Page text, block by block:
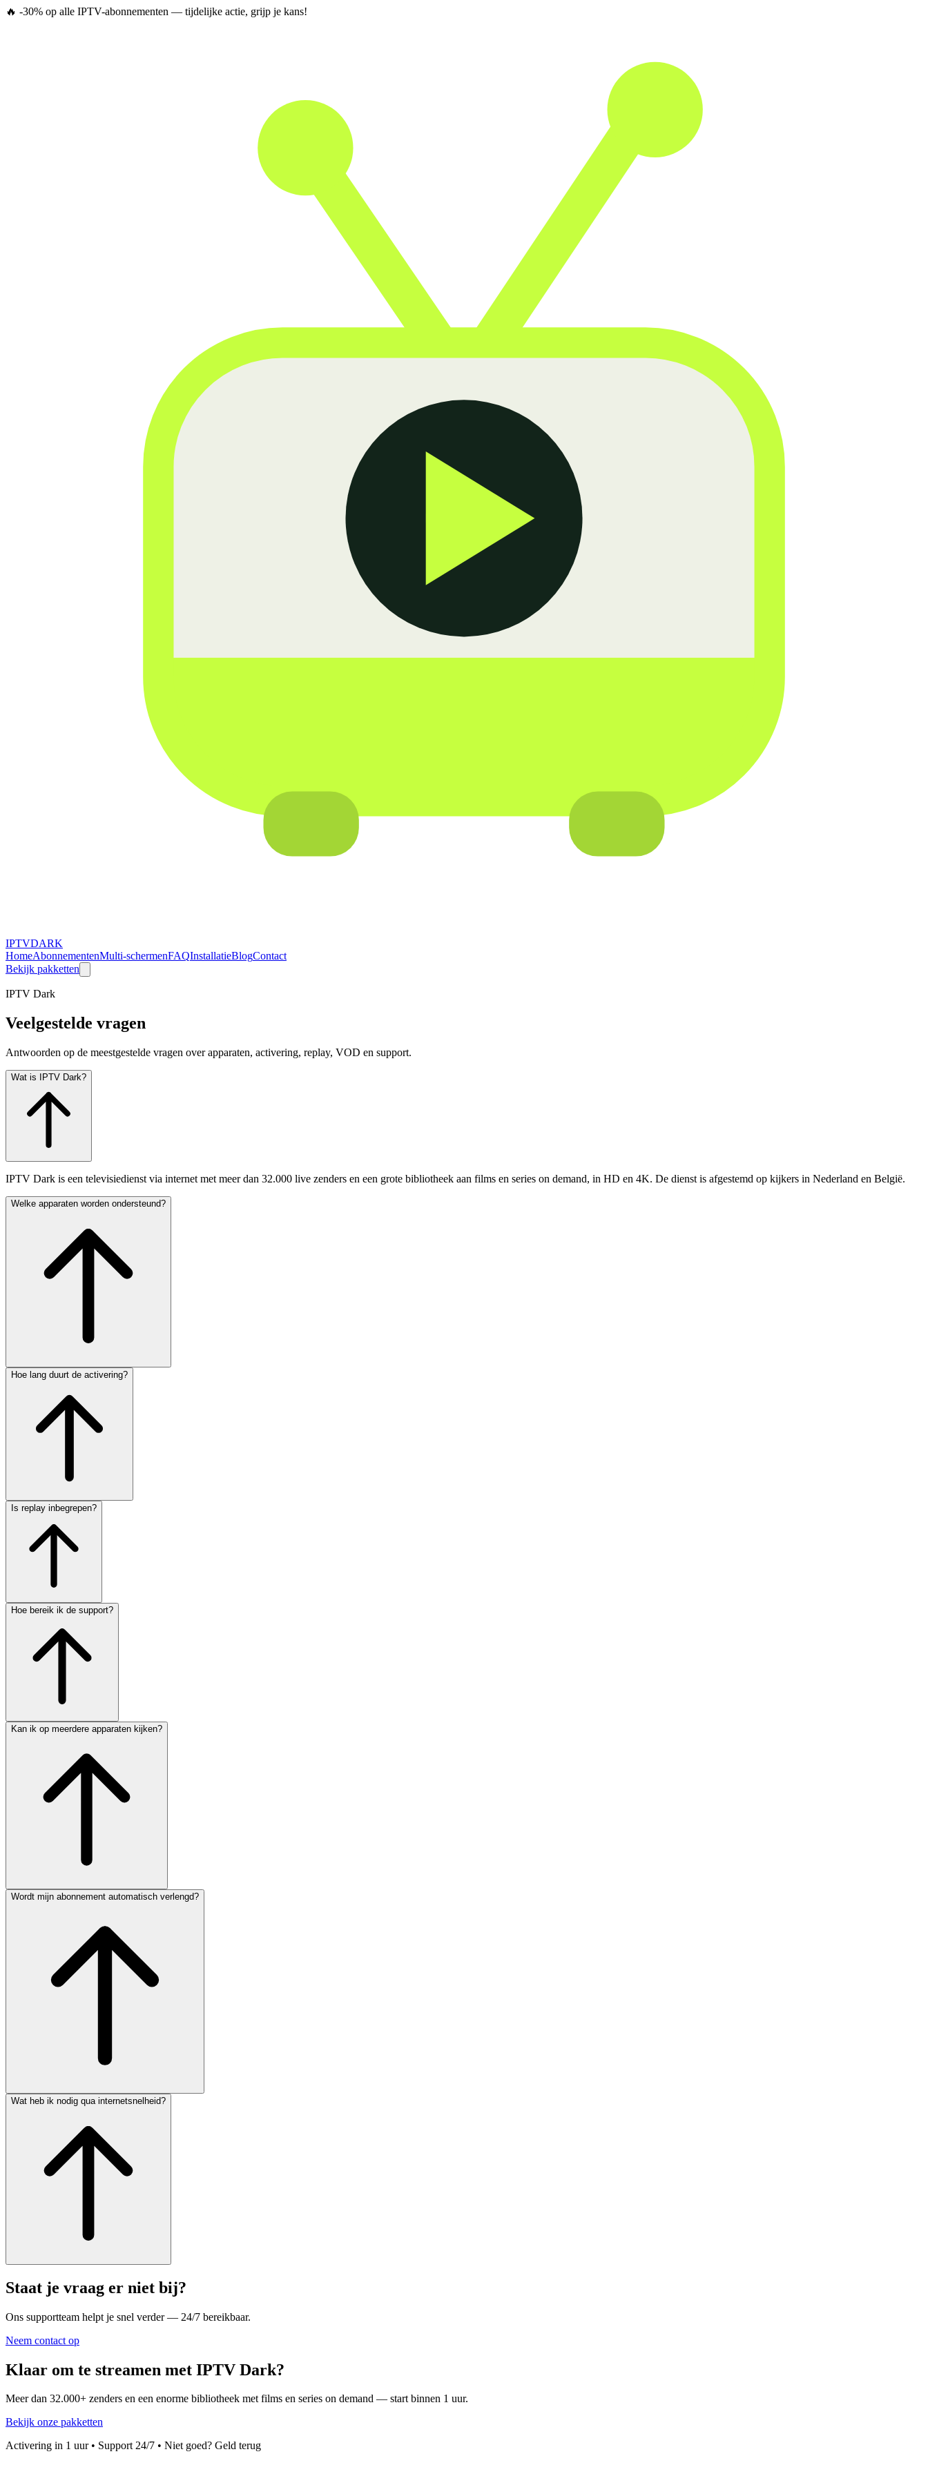
🔥 -30% op alle IPTV-abonnementen — tijdelijke actie, grijp je kans!
IPTVDARK
HomeAbonnementenMulti-schermenFAQInstallatieBlogContact
Bekijk pakketten
IPTV Dark
Veelgestelde vragen
Antwoorden op de meestgestelde vragen over apparaten, activering, replay, VOD en support.
Wat is IPTV Dark?
IPTV Dark is een televisiedienst via internet met meer dan 32.000 live zenders en een grote bibliotheek aan films en series on demand, in HD en 4K. De dienst is afgestemd op kijkers in Nederland en België.
Welke apparaten worden ondersteund?
Hoe lang duurt de activering?
Is replay inbegrepen?
Hoe bereik ik de support?
Kan ik op meerdere apparaten kijken?
Wordt mijn abonnement automatisch verlengd?
Wat heb ik nodig qua internetsnelheid?
Staat je vraag er niet bij?
Ons supportteam helpt je snel verder — 24/7 bereikbaar.
Neem contact op
Klaar om te streamen met IPTV Dark?
Meer dan 32.000+ zenders en een enorme bibliotheek met films en series on demand — start binnen 1 uur.
Bekijk onze pakketten
Activering in 1 uur • Support 24/7 • Niet goed? Geld terug